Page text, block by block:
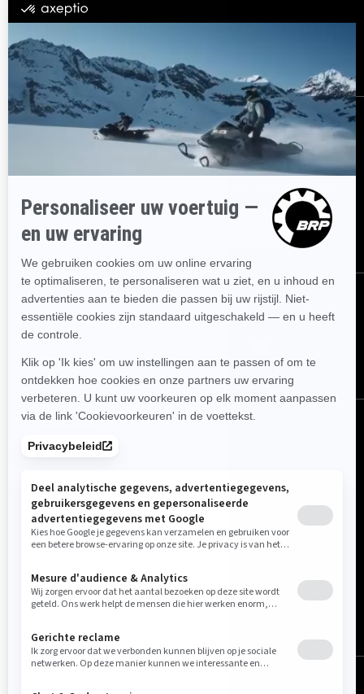
Carrière
Word Lid Van Het BRP-
Dealernetwerk
BRP Experiences
AANMELDEN
Wees als eerste op de hoogte van de
VOLG ONS
België (Nederlands)